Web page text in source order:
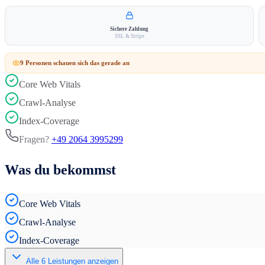
Sichere Zahlung
SSL & Stripe
9 Personen schauen sich das gerade an
Core Web Vitals
Crawl-Analyse
Index-Coverage
Fragen? +49 2064 3995299
Was du bekommst
Core Web Vitals
Crawl-Analyse
Index-Coverage
Alle 6 Leistungen anzeigen